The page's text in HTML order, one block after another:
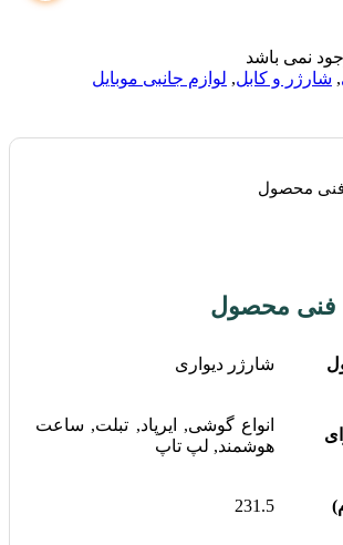
نمی باشد
, شارژر و کابل, لوازم جانبی موبایل
محصول
محصول
شارژر دیواری
انواع گوشی, ایرپاد, تبلت, ساعت
هوشمند, لپ تاپ
231.5